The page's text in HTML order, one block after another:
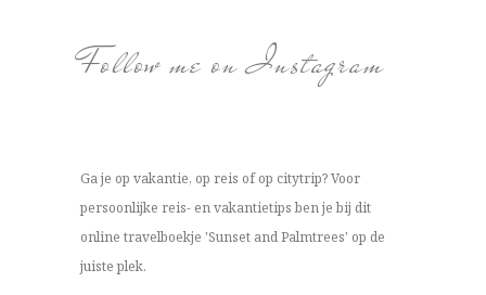
Follow me on Instagram
Ga je op vakantie, op reis of op citytrip? Voor
persoonlijke reis- en vakantietips ben je bij dit
online travelboekje 'Sunset and Palmtrees' op de
juiste plek.